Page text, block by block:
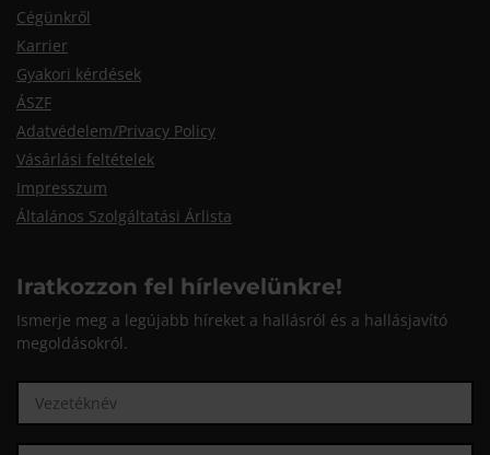
Cégünkről
Karrier
Gyakori kérdések
ÁSZF
Adatvédelem/Privacy Policy
Vásárlási feltételek
Impresszum
Általános Szolgáltatási Árlista
Iratkozzon fel hírlevelünkre!
Ismerje meg a legújabb híreket a hallásról és a hallásjavító
megoldásokról.